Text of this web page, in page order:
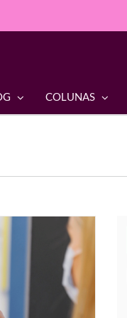
COLUNAS